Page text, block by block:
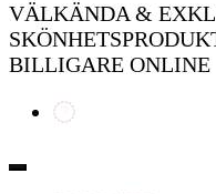
VÄLKÄNDA &
BILLIGARE ONLINE